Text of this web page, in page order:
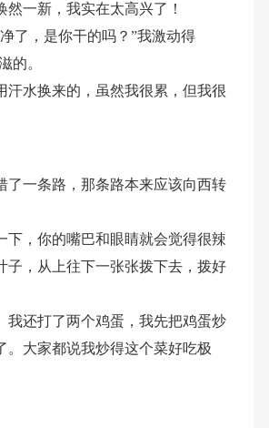
一新，我实在太高兴了！
了，是你干的吗？”我激动得
的。
水换来的，虽然我很累，但我很
了一条路，那条路本来应该向西转
，你的嘴巴和眼睛就会觉得很辣
子，从上往下一张张拨下去，拨好
我还打了两个鸡蛋，我先把鸡蛋炒
。大家都说我炒得这个菜好吃极